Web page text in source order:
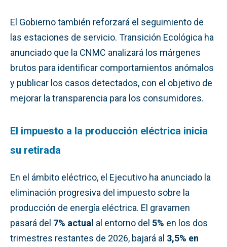
El Gobierno también reforzará el seguimiento de
las estaciones de servicio. Transición Ecológica ha
anunciado que la CNMC analizará los márgenes
brutos para identificar comportamientos anómalos
y publicar los casos detectados, con el objetivo de
mejorar la transparencia para los consumidores.
El impuesto a la producción eléctrica inicia
su retirada
En el ámbito eléctrico, el Ejecutivo ha anunciado la
eliminación progresiva del impuesto sobre la
producción de energía eléctrica. El gravamen
pasará del 7% actual al entorno del 5% en los dos
trimestres restantes de 2026, bajará al 3,5% en